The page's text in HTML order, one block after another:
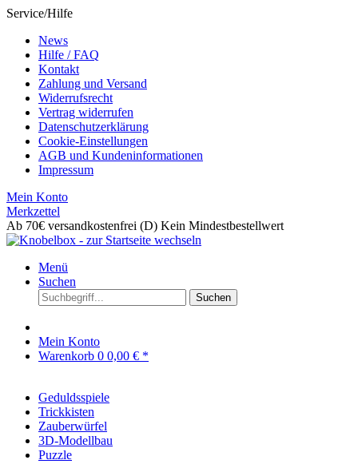
Service/Hilfe
News
Hilfe / FAQ
Kontakt
Zahlung und Versand
Widerrufsrecht
Vertrag widerrufen
Datenschutzerklärung
Cookie-Einstellungen
AGB und Kundeninformationen
Impressum
Mein Konto
Merkzettel
Ab 70€ versandkostenfrei (D) Kein Mindestbestellwert
Menü
Suchen
Suchen
Mein Konto
Warenkorb 0 0,00 € *
Geduldsspiele
Trickkisten
Zauberwürfel
3D-Modellbau
Puzzle